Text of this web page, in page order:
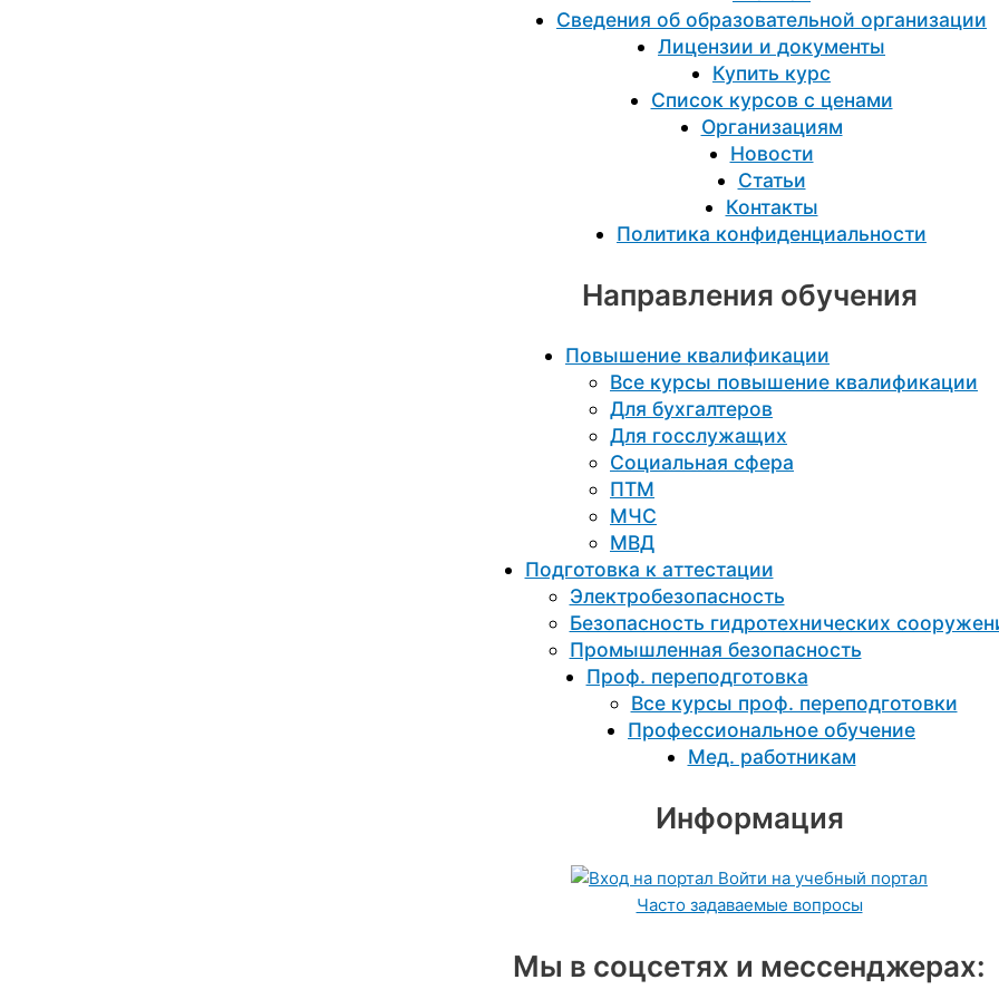
Сведения об образовательной организации
Лицензии и документы
Купить курс
Список курсов с ценами
Организациям
Новости
Статьи
Контакты
Политика конфиденциальности
Направления обучения
Повышение квалификации
Все курсы повышение квалификации
Для бухгалтеров
Для госслужащих
Социальная сфера
ПТМ
МЧС
МВД
Подготовка к aттестации
Электробезопасность
Безопасность гидротехнических
Промышленная безопасность
Проф. переподготовка
Все курсы проф. переподготовки
Профессиональное обучение
Мед. работникам
Информация
Войти на учебный портал
Часто задаваемые вопросы
Мы в соцсетях и мессенджерах: